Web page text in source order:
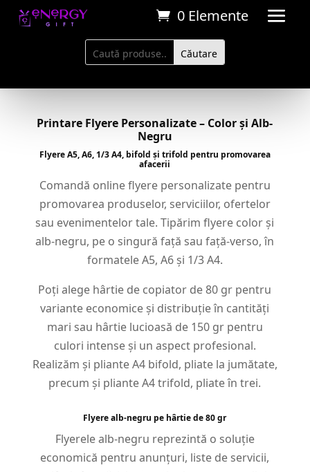
0 Elemente
Printare Flyere Personalizate – Color și Alb-
Negru
Flyere A5, A6, 1/3 A4, bifold și trifold pentru promovarea
afacerii
Comandă online flyere personalizate pentru
promovarea produselor, serviciilor, ofertelor
sau evenimentelor tale. Tipărim flyere color și
alb-negru, pe o singură față sau față-verso, în
formatele A5, A6 și 1/3 A4.
Poți alege hârtie de copiator de 80 gr pentru
variante economice și distribuție în cantități
mari sau hârtie lucioasă de 150 gr pentru
culori intense și un aspect profesional.
Realizăm și pliante A4 bifold, pliate la jumătate,
precum și pliante A4 trifold, pliate în trei.
Flyere alb-negru pe hârtie de 80 gr
Flyerele alb-negru reprezintă o soluție
economică pentru anunțuri, liste de servicii,